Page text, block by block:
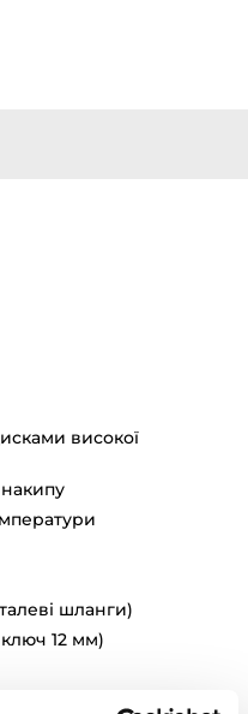
високої
шланги)
12 мм)